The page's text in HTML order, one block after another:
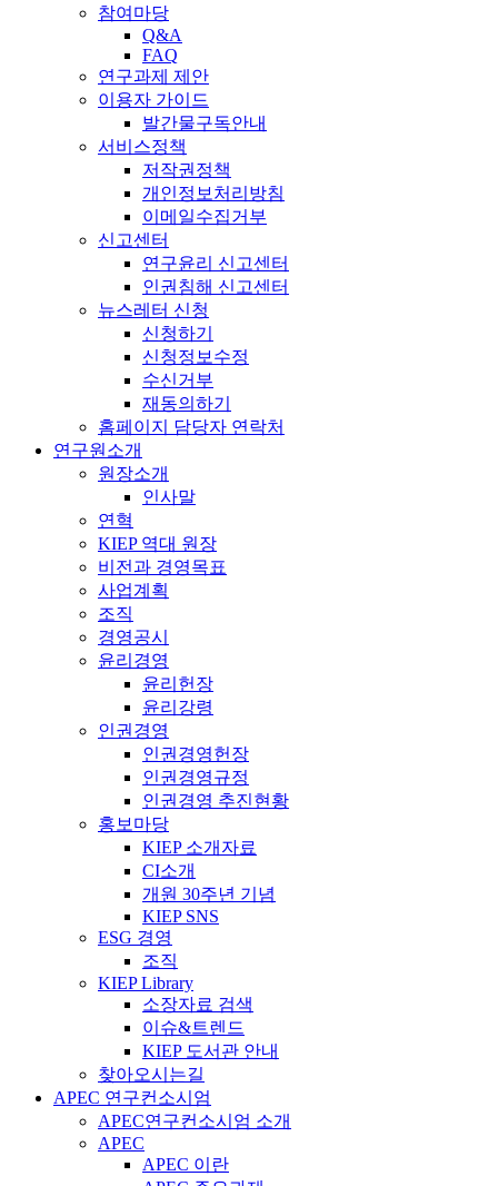
참여마당
Q&A
FAQ
연구과제 제안
이용자 가이드
발간물구독안내
서비스정책
저작권정책
개인정보처리방침
이메일수집거부
신고센터
연구윤리 신고센터
인권침해 신고센터
뉴스레터 신청
신청하기
신청정보수정
수신거부
재동의하기
홈페이지 담당자 연락처
연구원소개
원장소개
인사말
연혁
KIEP 역대 원장
비전과 경영목표
사업계획
조직
경영공시
윤리경영
윤리헌장
윤리강령
인권경영
인권경영헌장
인권경영규정
인권경영 추진현황
홍보마당
KIEP 소개자료
CI소개
개원 30주년 기념
KIEP SNS
ESG 경영
조직
KIEP Library
소장자료 검색
이슈&트렌드
KIEP 도서관 안내
찾아오시는길
APEC 연구컨소시엄
APEC연구컨소시엄 소개
APEC
APEC 이란